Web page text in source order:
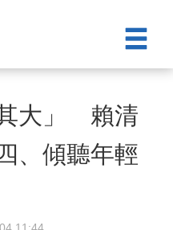
其大」 賴清
、傾聽年輕